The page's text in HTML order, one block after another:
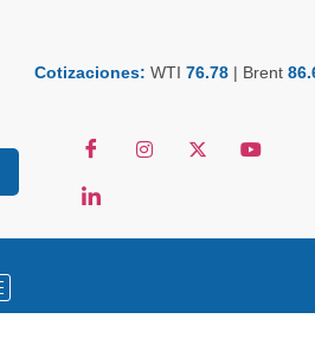
Cotizaciones: WTI 76.78 | Brent